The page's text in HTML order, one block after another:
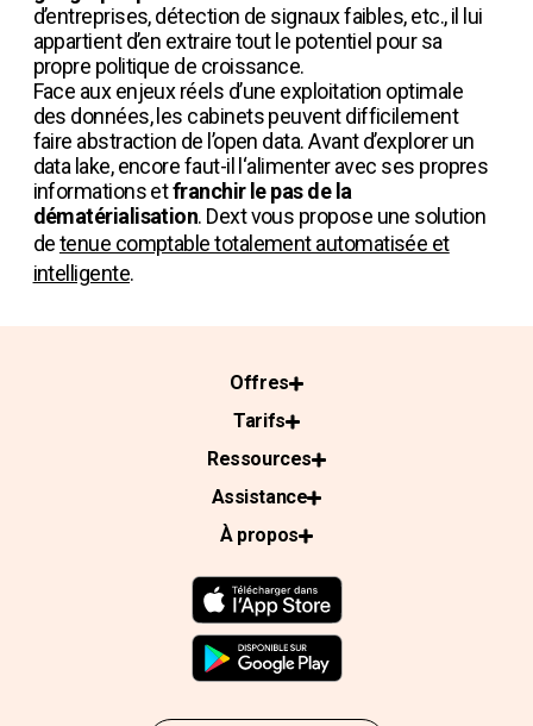
d’entreprises, détection de signaux faibles, etc., il lui
appartient d’en extraire tout le potentiel pour sa
propre politique de croissance.
Face aux enjeux réels d’une exploitation optimale
des données, les cabinets peuvent difficilement
faire abstraction de l’open data. Avant d’explorer un
data lake, encore faut-il l‘alimenter avec ses propres
informations etfranchir le pas de la
dématérialisation. Dext vous propose une solution
detenue comptable totalement automatisée et
intelligente.
Offres
Tarifs
Ressources
Assistance
À propos